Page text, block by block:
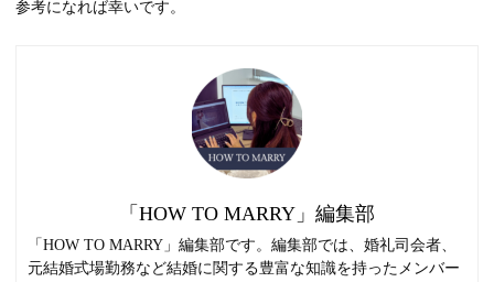
参考になれば幸いです。
「HOW TO MARRY」編集部
「HOW TO MARRY」編集部です。編集部では、婚礼司会者、
元結婚式場勤務など結婚に関する豊富な知識を持ったメンバー